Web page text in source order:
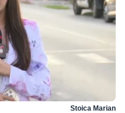
Stoica Marian